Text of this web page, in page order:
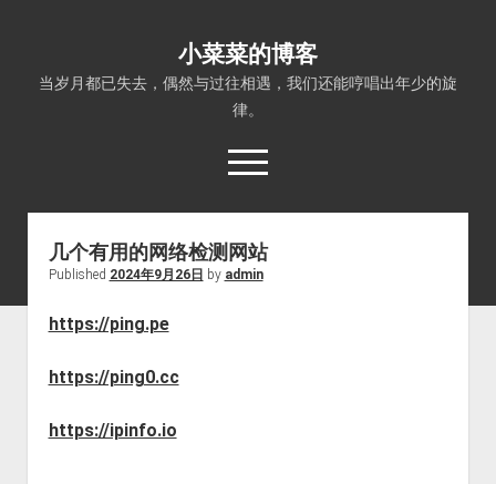
小菜菜的博客
当岁月都已失去，偶然与过往相遇，我们还能哼唱出年少的旋
律。
open
menu
几个有用的网络检测网站
Published 2024年9月26日 by admin
https://ping.pe
https://ping0.cc
https://ipinfo.io